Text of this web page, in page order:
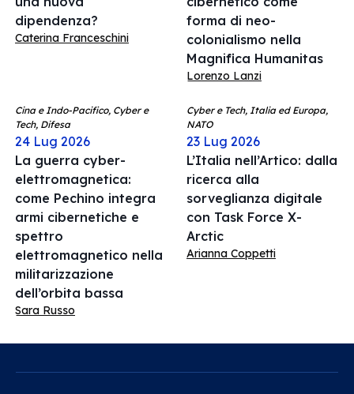
dipendenza?
Caterina Franceschini
forma di neo-
colonialismo nella
Magnifica Humanitas
Lorenzo Lanzi
Cina e Indo-Pacifico, Cyber e
Tech, Difesa
24 Lug 2026
La guerra cyber-
elettromagnetica:
come Pechino integra
armi cibernetiche e
spettro
elettromagnetico nella
militarizzazione
dell’orbita bassa
Sara Russo
Cyber e Tech, Italia ed Europa,
NATO
23 Lug 2026
L’Italia nell’Artico: dalla
ricerca alla
sorveglianza digitale
con Task Force X-
Arctic
Arianna Coppetti